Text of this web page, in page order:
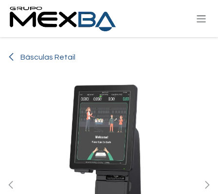
Ir al contenido
Básculas Retail